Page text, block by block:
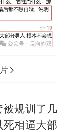
规训了几
相逼大部